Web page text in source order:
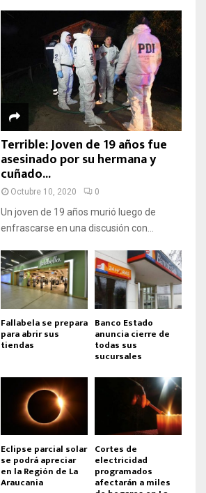
Terrible: Joven de 19 años fue
asesinado por su hermana y
cuñado...
Octubre 10, 2020 0
Un joven de 19 años murió luego de
enfrascarse en una discusión con...
Fallabela se prepara
para abrir sus
tiendas
Banco Estado
anuncia cierre de
todas sus
sucursales
Eclipse parcial solar
se podrá apreciar
en la Región de La
Araucania
Cortes de
electricidad
programados
afectarán a miles